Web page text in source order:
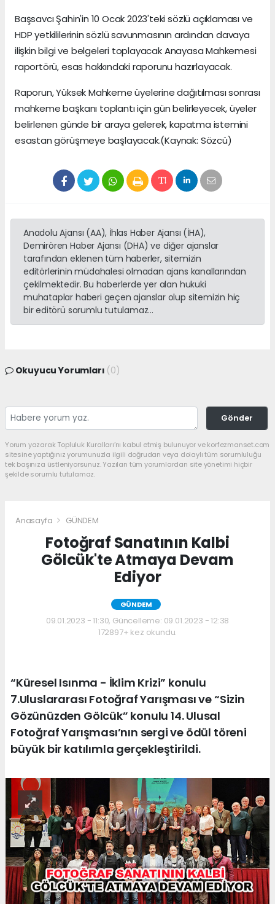
Başsavcı Şahin'in 10 Ocak 2023'teki sözlü açıklaması ve
HDP yetkililerinin sözlü savunmasının ardından davaya
ilişkin bilgi ve belgeleri toplayacak Anayasa Mahkemesi
raportörü, esas hakkındaki raporunu hazırlayacak.
Raporun, Yüksek Mahkeme üyelerine dağıtılması sonrası
mahkeme başkanı toplantı için gün belirleyecek, üyeler
belirlenen günde bir araya gelerek, kapatma istemini
esastan görüşmeye başlayacak.(Kaynak: Sözcü)
Anadolu Ajansı (AA), İhlas Haber Ajansı (İHA),
Demirören Haber Ajansı (DHA) ve diğer ajanslar
tarafından eklenen tüm haberler, sitemizin
editörlerinin müdahalesi olmadan ajans kanallarından
çekilmektedir. Bu haberlerde yer alan hukuki
muhataplar haberi geçen ajanslar olup sitemizin hiç
bir editörü sorumlu tutulamaz...
Okuyucu Yorumları (0)
Gönder
Yorum yazarak Topluluk Kuralları’nı kabul etmiş bulunuyor ve korfezmanset.com
sitesine yaptığınız yorumunuzla ilgili doğrudan veya dolaylı tüm sorumluluğu
tek başınıza üstleniyorsunuz. Yazılan tüm yorumlardan site yönetimi hiçbir
şekilde sorumlu tutulamaz.
Anasayfa GÜNDEM
Fotoğraf Sanatının Kalbi
Gölcük'te Atmaya Devam
Ediyor
GÜNDEM
09.01.2023 - 11:30, Güncelleme: 09.01.2023 - 12:38
172897+ kez okundu.
“Küresel Isınma - İklim Krizi” konulu
7.Uluslararası Fotoğraf Yarışması ve “Sizin
Gözünüzden Gölcük” konulu 14. Ulusal
Fotoğraf Yarışması’nın sergi ve ödül töreni
büyük bir katılımla gerçekleştirildi.